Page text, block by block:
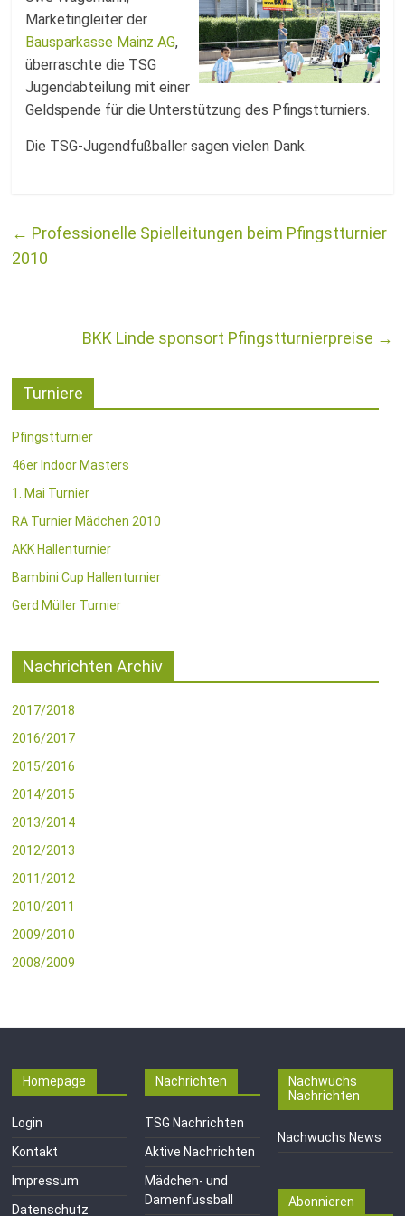
Marketingleiter der
Bausparkasse Mainz AG,
überraschte die TSG
Jugendabteilung mit einer
Geldspende für die Unterstützung des Pfingstturniers.
Die TSG-Jugendfußballer sagen vielen Dank.
← Professionelle Spielleitungen beim Pfingstturnier
2010
BKK Linde sponsort Pfingstturnierpreise →
Turniere
Pfingstturnier
46er Indoor Masters
1. Mai Turnier
RA Turnier Mädchen 2010
AKK Hallenturnier
Bambini Cup Hallenturnier
Gerd Müller Turnier
Nachrichten Archiv
2017/2018
2016/2017
2015/2016
2014/2015
2013/2014
2012/2013
2011/2012
2010/2011
2009/2010
2008/2009
Homepage
Login
Kontakt
Impressum
Datenschutz
Nachrichten
TSG Nachrichten
Aktive Nachrichten
Mädchen- und
Damenfussball
Nachwuchs
Nachrichten
Nachwuchs News
Abonnieren